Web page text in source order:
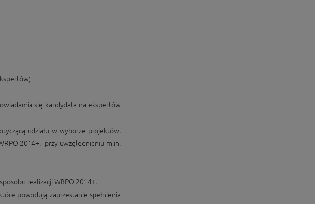
się kandydata na ekspertów
udziału w wyborze projektów.
2014+, przy uwzględnieniu m.in.
realizacji WRPO 2014+.
powodują zaprzestanie spełnienia